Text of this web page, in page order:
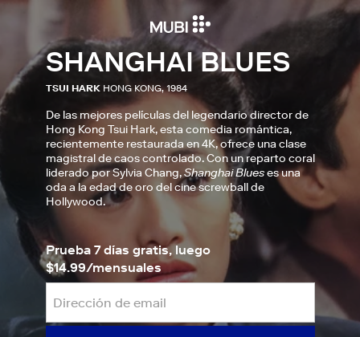
SHANGHAI BLUES
TSUI HARK HONG KONG, 1984
De las mejores películas del legendario director de
Hong Kong Tsui Hark, esta comedia romántica,
recientemente restaurada en 4K, ofrece una clase
magistral de caos controlado. Con un reparto coral
liderado por Sylvia Chang,Shanghai Blueses una
oda a la edad de oro del cine screwball de
Hollywood.
Prueba 7 días gratis, luego
$14.99/mensuales